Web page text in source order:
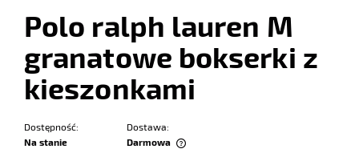
Polo ralph lauren M
granatowe bokserki z
kieszonkami
Dostępność:
Na stanie
Dostawa:
Darmowa